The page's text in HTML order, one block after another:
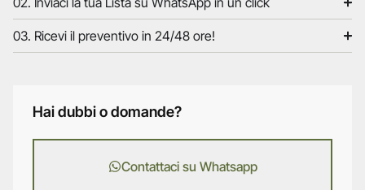
03. Ricevi il preventivo in 24/48 ore!
Hai dubbi o domande?
Contattaci su Whatsapp